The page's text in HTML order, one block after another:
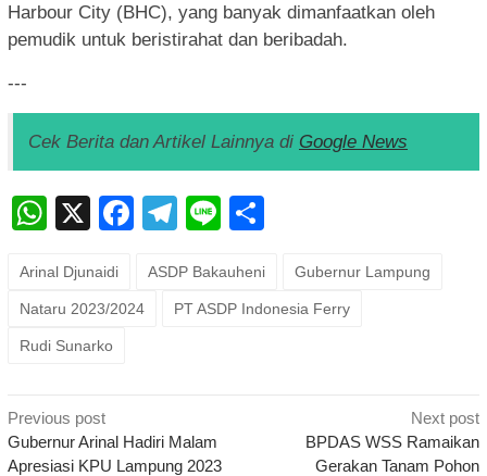
Harbour City (BHC), yang banyak dimanfaatkan oleh
pemudik untuk beristirahat dan beribadah.
---
Cek Berita dan Artikel Lainnya di Google News
WhatsApp
X Facebook
Telegram
Line
Arinal Djunaidi ASDP Bakauheni Gubernur Lampung
Nataru 2023/2024 PT ASDP Indonesia Ferry
Rudi Sunarko
Post
navigation
Previous post
Gubernur Arinal Hadiri Malam
Apresiasi KPU Lampung 2023
Next post
BPDAS WSS Ramaikan
Gerakan Tanam Pohon